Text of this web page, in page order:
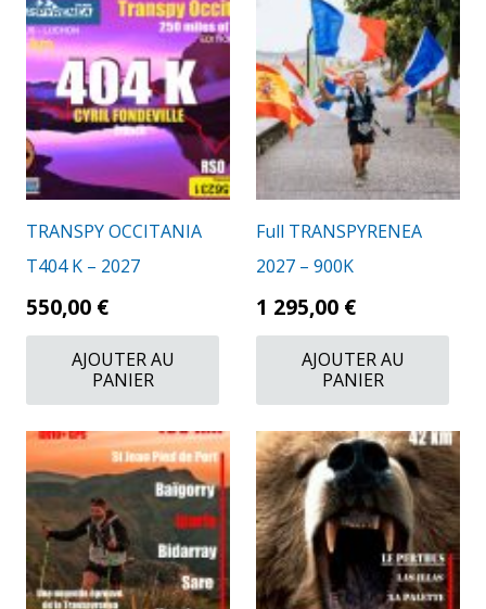
TRANSPY OCCITANIA
T404 K – 2027
550,00 €
AJOUTER AU
PANIER
Full TRANSPYRENEA
2027 – 900K
1 295,00 €
AJOUTER AU
PANIER